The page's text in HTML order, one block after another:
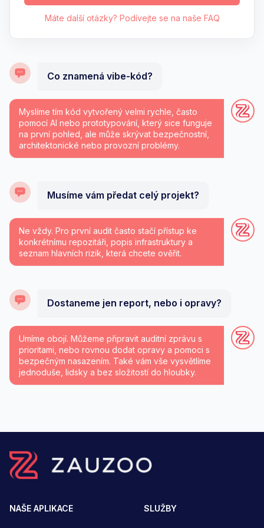
Máte další otázky? Podívejte se na naše FAQ
Co znamená vibe-kód?
Myslíme tím kód vytvořený velmi rychle, často
pomocí AI nebo prototypování, který sice funguje
na první pohled, ale může skrývat bezpečnostní,
architektonické nebo provozní problémy.
Musíme vám předat celý projekt?
Ne vždy. Pro první audit často stačí přístup ke
konkrétnímu repozitáři, popis infrastruktury a
seznam hlavních rizik, která chcete ověřit.
Dostaneme jen report, nebo i opravy?
Umíme obojí. Můžeme připravit auditní zprávu s
prioritami, nebo rovnou dodat opravy a pomoci s
bezpečným nasazením. Také vám vše vysvětlíme
jednoduše, lidsky a bez složitostí do hloubky.
NAŠE APLIKACE SLUŽBY